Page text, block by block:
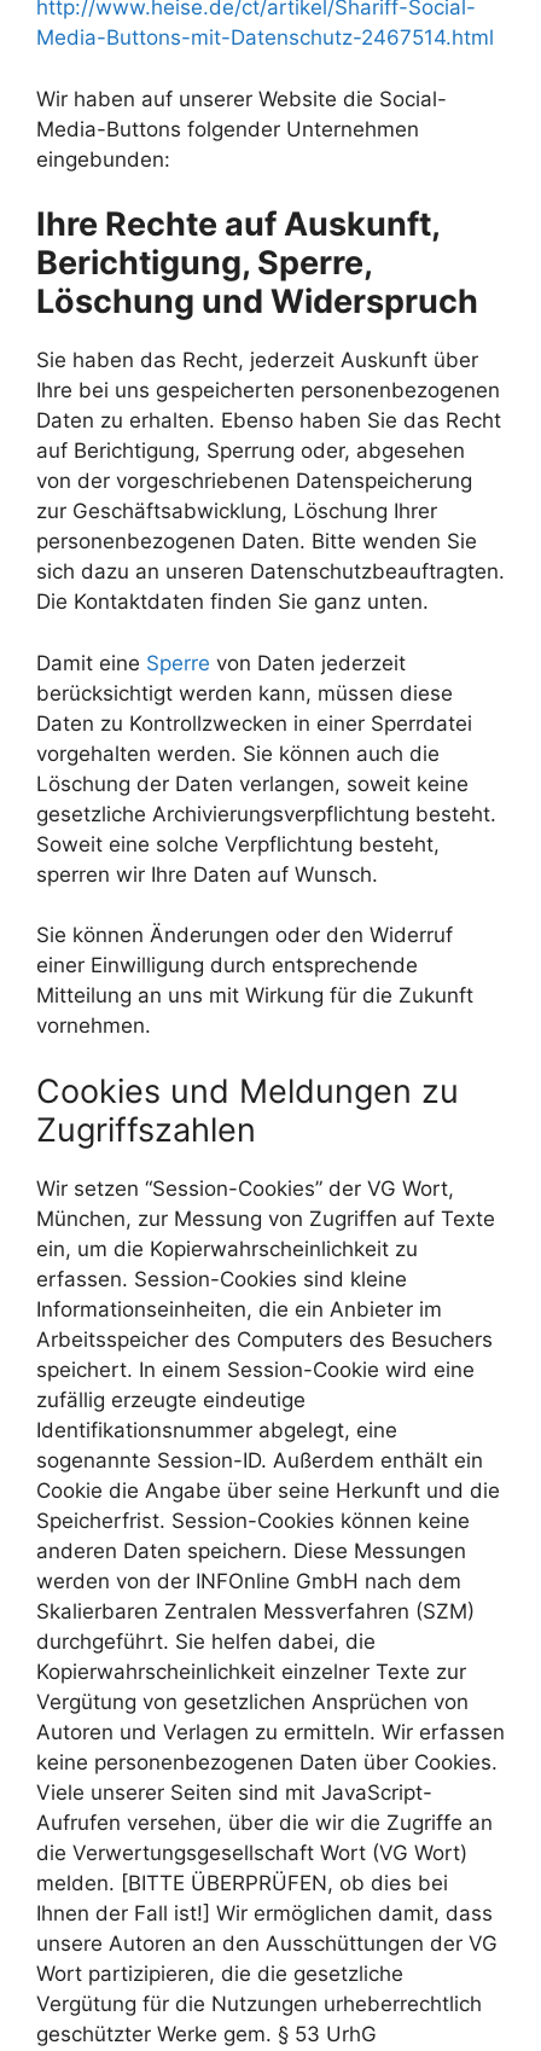
http://www.heise.de/ct/artikel/Shariff-Social-
Media-Buttons-mit-Datenschutz-2467514.html
Wir haben auf unserer Website die Social-
Media-Buttons folgender Unternehmen
eingebunden:
Ihre Rechte auf Auskunft,
Berichtigung, Sperre,
Löschung und Widerspruch
Sie haben das Recht, jederzeit Auskunft über
Ihre bei uns gespeicherten personenbezogenen
Daten zu erhalten. Ebenso haben Sie das Recht
auf Berichtigung, Sperrung oder, abgesehen
von der vorgeschriebenen Datenspeicherung
zur Geschäftsabwicklung, Löschung Ihrer
personenbezogenen Daten. Bitte wenden Sie
sich dazu an unseren Datenschutzbeauftragten.
Die Kontaktdaten finden Sie ganz unten.
Damit eine Sperre von Daten jederzeit
berücksichtigt werden kann, müssen diese
Daten zu Kontrollzwecken in einer Sperrdatei
vorgehalten werden. Sie können auch die
Löschung der Daten verlangen, soweit keine
gesetzliche Archivierungsverpflichtung besteht.
Soweit eine solche Verpflichtung besteht,
sperren wir Ihre Daten auf Wunsch.
Sie können Änderungen oder den Widerruf
einer Einwilligung durch entsprechende
Mitteilung an uns mit Wirkung für die Zukunft
vornehmen.
Cookies und Meldungen zu
Zugriffszahlen
Wir setzen “Session-Cookies” der VG Wort,
München, zur Messung von Zugriffen auf Texte
ein, um die Kopierwahrscheinlichkeit zu
erfassen. Session-Cookies sind kleine
Informationseinheiten, die ein Anbieter im
Arbeitsspeicher des Computers des Besuchers
speichert. In einem Session-Cookie wird eine
zufällig erzeugte eindeutige
Identifikationsnummer abgelegt, eine
sogenannte Session-ID. Außerdem enthält ein
Cookie die Angabe über seine Herkunft und die
Speicherfrist. Session-Cookies können keine
anderen Daten speichern. Diese Messungen
werden von der INFOnline GmbH nach dem
Skalierbaren Zentralen Messverfahren (SZM)
durchgeführt. Sie helfen dabei, die
Kopierwahrscheinlichkeit einzelner Texte zur
Vergütung von gesetzlichen Ansprüchen von
Autoren und Verlagen zu ermitteln. Wir erfassen
keine personenbezogenen Daten über Cookies.
Viele unserer Seiten sind mit JavaScript-
Aufrufen versehen, über die wir die Zugriffe an
die Verwertungsgesellschaft Wort (VG Wort)
melden. [BITTE ÜBERPRÜFEN, ob dies bei
Ihnen der Fall ist!] Wir ermöglichen damit, dass
unsere Autoren an den Ausschüttungen der VG
Wort partizipieren, die die gesetzliche
Vergütung für die Nutzungen urheberrechtlich
geschützter Werke gem. § 53 UrhG